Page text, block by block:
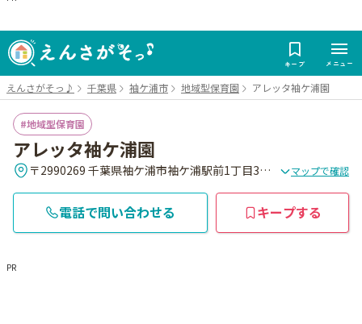
キープ メニュー
えんさがそっ♪ 千葉県 袖ケ浦市 地域型保育園 アレッタ袖ケ浦園
地域型保育園
アレッタ袖ケ浦園
〒2990269 千葉県袖ケ浦市袖ケ浦駅前1丁目31番地15 マップで確認
電話で問い合わせる キープする
PR